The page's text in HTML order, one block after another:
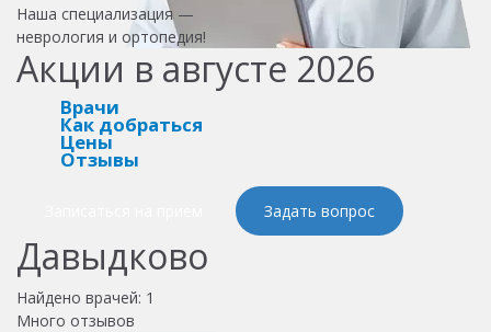
Наша специализация —
неврология и ортопедия!
Акции в августе 2026
Врачи
Как добраться
Цены
Отзывы
Задать вопрос
Давыдково
Найдено врачей: 1
Много отзывов